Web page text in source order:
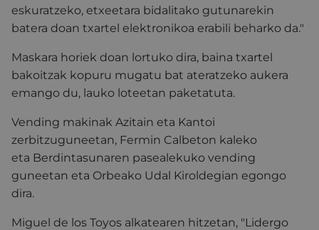
eskuratzeko, etxeetara bidalitako gutunarekin
batera doan txartel elektronikoa erabili beharko da."
Maskara horiek doan lortuko dira, baina txartel
bakoitzak kopuru mugatu bat ateratzeko aukera
emango du, lauko loteetan paketatuta.
Vending makinak Azitain eta Kantoi
zerbitzuguneetan, Fermin Calbeton kaleko
eta Berdintasunaren pasealekuko vending
guneetan eta Orbeako Udal Kiroldegian egongo
dira.
Miguel de los Toyos alkatearen hitzetan, "Lidergo